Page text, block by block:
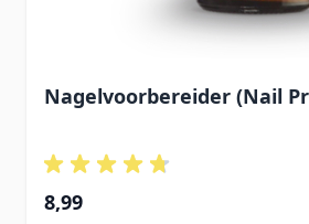
Nagelvoorbereider (Nail
8,99